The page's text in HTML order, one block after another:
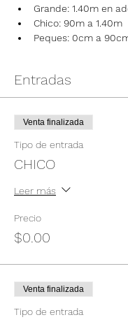
Grande: 1.40m en
Chico: 90m a 1.40m
Peques: 0cm a
Entradas
Venta finalizada
Tipo de entrada
CHICO
Leer más
Precio
$0.00
Venta finalizada
Tipo de entrada